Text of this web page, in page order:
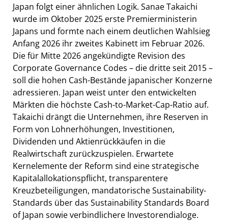
Japan folgt einer ähnlichen Logik. Sanae Takaichi
wurde im Oktober 2025 erste Premierministerin
Japans und formte nach einem deutlichen Wahlsieg
Anfang 2026 ihr zweites Kabinett im Februar 2026.
Die für Mitte 2026 angekündigte Revision des
Corporate Governance Codes – die dritte seit 2015 –
soll die hohen Cash-Bestände japanischer Konzerne
adressieren. Japan weist unter den entwickelten
Märkten die höchste Cash-to-Market-Cap-Ratio auf.
Takaichi drängt die Unternehmen, ihre Reserven in
Form von Lohnerhöhungen, Investitionen,
Dividenden und Aktienrückkäufen in die
Realwirtschaft zurückzuspielen. Erwartete
Kernelemente der Reform sind eine strategische
Kapitalallokationspflicht, transparentere
Kreuzbeteiligungen, mandatorische Sustainability-
Standards über das Sustainability Standards Board
of Japan sowie verbindlichere Investorendialoge.